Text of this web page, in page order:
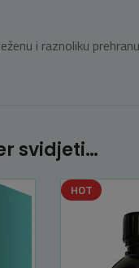
i raznoliku
svidjeti…
HOT